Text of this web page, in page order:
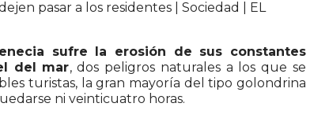
sufre la erosión de sus constantes
del mar, dos peligros naturales a los que se
turistas, la gran mayoría del tipo golondrina
ni veinticuatro horas.